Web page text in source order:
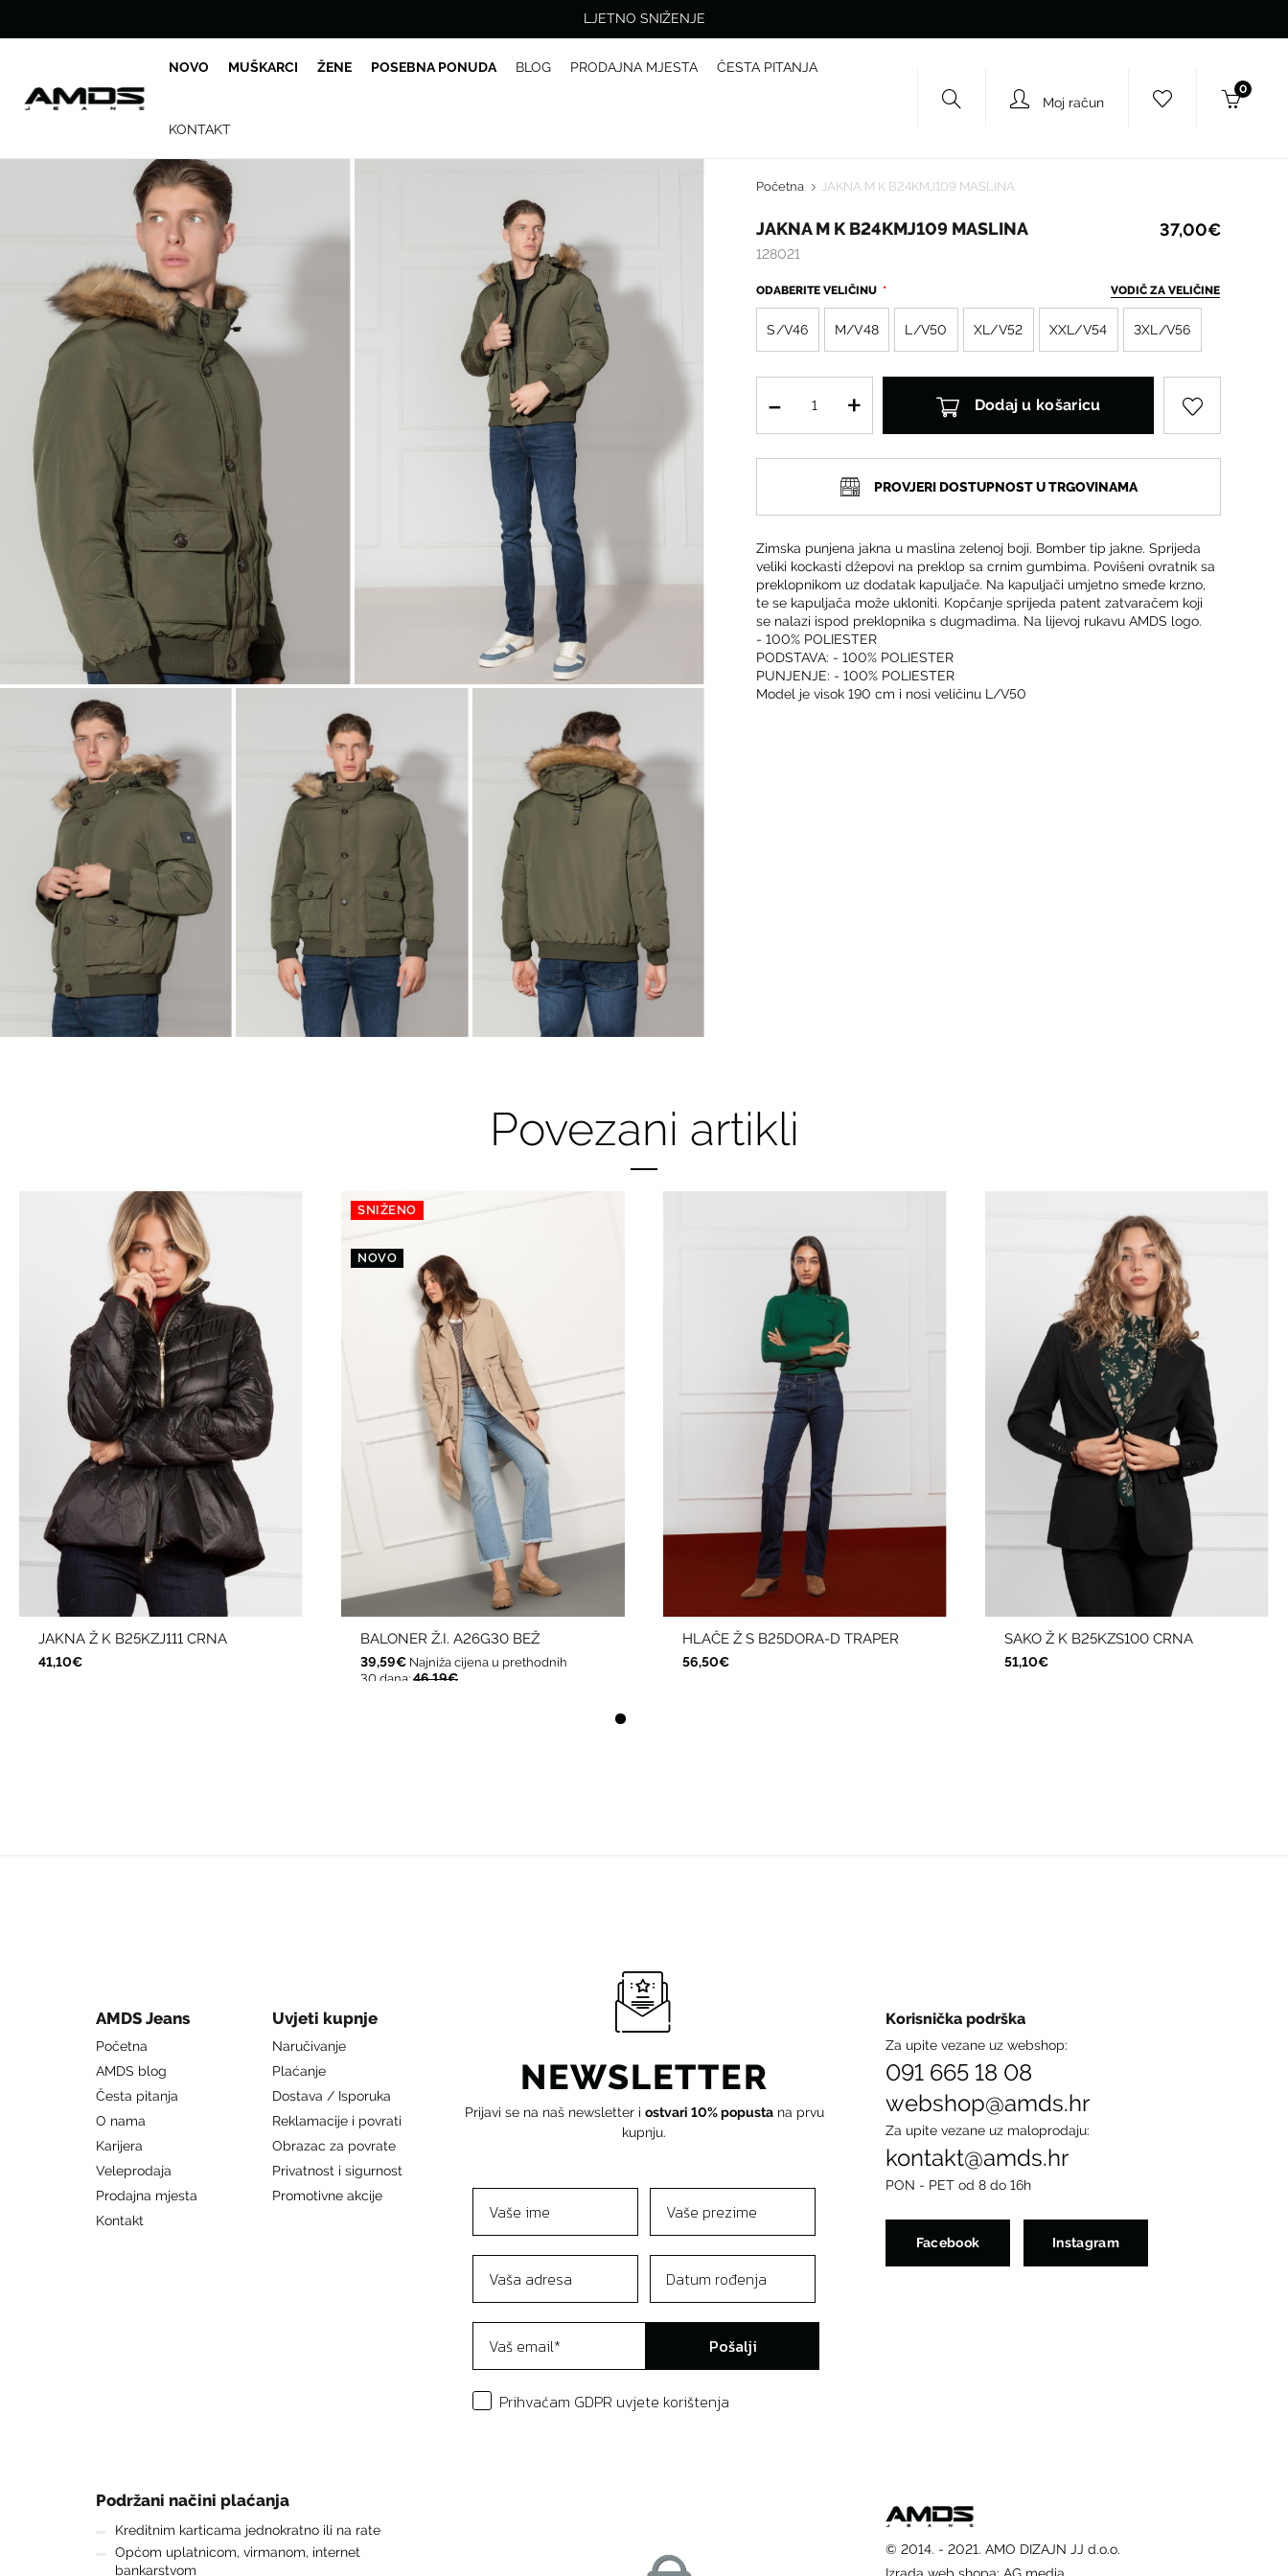
LJETNO SNIŽENJE
NOVO MUŠKARCI ŽENE POSEBNA PONUDA BLOG PRODAJNA MJESTA ČESTA PITANJA
KONTAKT
Moj račun
0
Početna JAKNA M K B24KMJ109 MASLINA
JAKNA M K B24KMJ109 MASLINA
128021
37,00€
ODABERITE VELIČINU VODIČ ZA VELIČINE
S/V46 M/V48 L/V50 XL/V52 XXL/V54 3XL/V56
Dodaj u košaricu
PROVJERI DOSTUPNOST U TRGOVINAMA
Zimska punjena jakna u maslina zelenoj boji. Bomber tip jakne. Sprijeda
veliki kockasti džepovi na preklop sa crnim gumbima. Povišeni ovratnik sa
preklopnikom uz dodatak kapuljače. Na kapuljači umjetno smeđe krzno,
te se kapuljača može ukloniti. Kopčanje sprijeda patent zatvaračem koji
se nalazi ispod preklopnika s dugmadima. Na lijevoj rukavu AMDS logo.
- 100% POLIESTER
PODSTAVA: - 100% POLIESTER
PUNJENJE: - 100% POLIESTER
Model je visok 190 cm i nosi veličinu L/V50
Povezani artikli
JAKNA Ž K B25KZJ111 CRNA
41,10€
SNIŽENO
NOVO
BALONER Ž.I. A26G30 BEŽ
39,59€ Najniža cijena u prethodnih
30 dana: 46,19€
HLAČE Ž S B25DORA-D TRAPER
56,50€
SAKO Ž K B25KZS100 CRNA
51,10€
AMDS Jeans
Početna
AMDS blog
Česta pitanja
O nama
Karijera
Veleprodaja
Prodajna mjesta
Kontakt
Uvjeti kupnje
Naručivanje
Plaćanje
Dostava / Isporuka
Reklamacije i povrati
Obrazac za povrate
Privatnost i sigurnost
Promotivne akcije
NEWSLETTER
Prijavi se na naš newsletter i ostvari 10% popustana prvu
kupnju.
Pošalji
Prihvaćam GDPR uvjete korištenja
Korisnička podrška
Za upite vezane uz webshop:
091 665 18 08
webshop@amds.hr
Za upite vezane uz maloprodaju:
kontakt@amds.hr
PON - PET od 8 do 16h
Facebook Instagram
Podržani načini plaćanja
Kreditnim karticama jednokratno ili na rate
Općom uplatnicom, virmanom, internet
bankarstvom
© 2014. - 2021. AMO DIZAJN JJ d.o.o.